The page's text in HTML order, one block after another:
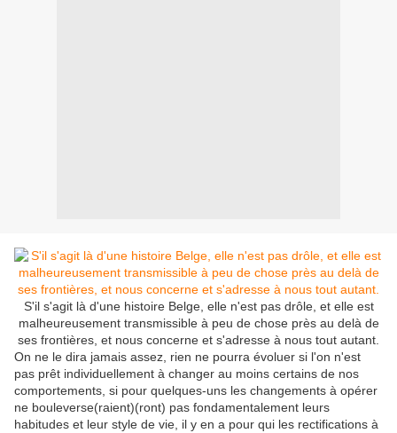
S'il s'agit là d'une histoire Belge, elle n'est pas drôle, et elle est
malheureusement transmissible à peu de chose près au delà de
ses frontières, et nous concerne et s'adresse à nous tout autant.
On ne le dira jamais assez, rien ne pourra évoluer si l'on n'est
pas prêt individuellement à changer au moins certains de nos
comportements, si pour quelques-uns les changements à opérer
ne bouleverse(raient)(ront) pas fondamentalement leurs
habitudes et leur style de vie, il y en a pour qui les rectifications à